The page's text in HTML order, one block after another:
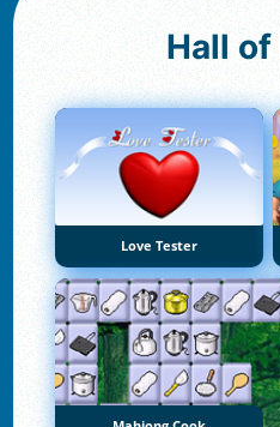
Hall of
Love Tester